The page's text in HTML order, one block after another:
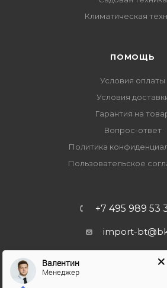
Климатическая
ПОМОЩЬ
Условия оплаты
Условия
Гарантия на
Вопрос-ответ
Политика
Пользовательское
+7 495 989 53
import-
г. Москва, ул. Льва
Валентин
Менеджер